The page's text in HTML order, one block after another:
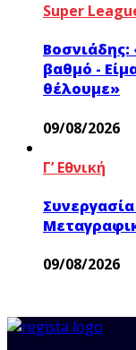
Super
βαθμό -
θέλουμε»
09/08/2026
Γ’ Εθνική
09/08/2026